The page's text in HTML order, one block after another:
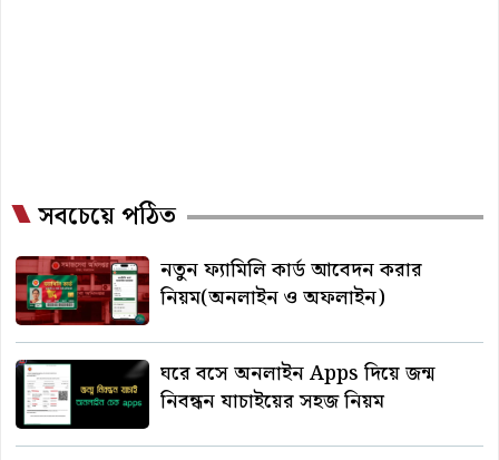
সবচেয়ে পঠিত
নতুন ফ্যামিলি কার্ড আবেদন করার
নিয়ম(অনলাইন ও অফলাইন)
ঘরে বসে অনলাইন Apps দিয়ে জন্ম
নিবন্ধন যাচাইয়ের সহজ নিয়ম